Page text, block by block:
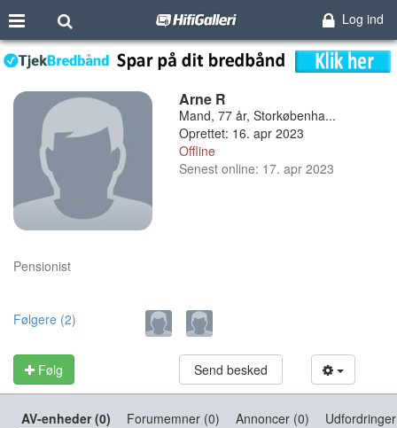
Log ind
Arne R
Mand, 77 år, Storkøbenha...
Oprettet: 16. apr 2023
Offline
Senest online: 17. apr 2023
Pensionist
Følgere (2)
Følg Send besked
AV-enheder (0) Forumemner (0) Annoncer (0)